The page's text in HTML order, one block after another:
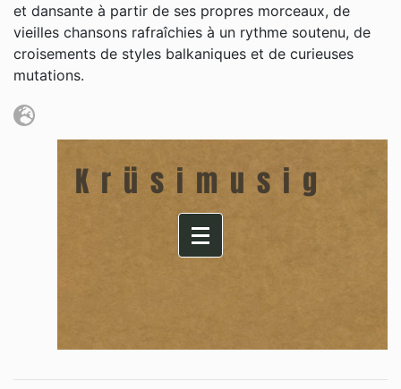
et dansante à partir de ses propres morceaux, de
vieilles chansons rafraîchies à un rythme soutenu, de
croisements de styles balkaniques et de curieuses
mutations.